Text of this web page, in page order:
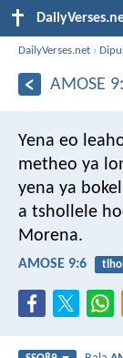
DailyVerses.net ›
AMOSE
Yena eo
metheo ya
yena ya
a tshollele
Morena.
AMOSE 9:6